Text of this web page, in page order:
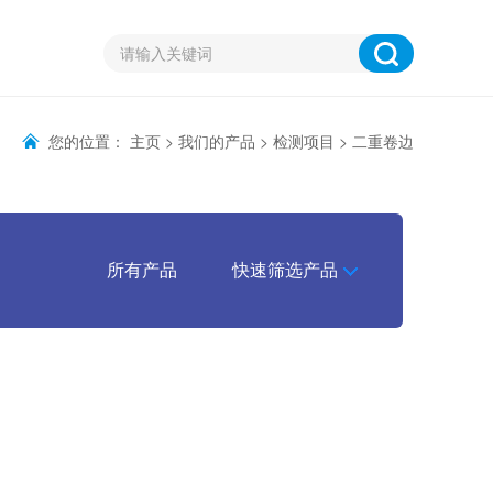
您的位置： 主页 > 我们的产品 > 检测项目 > 二重卷边
所有产品 快速筛选产品